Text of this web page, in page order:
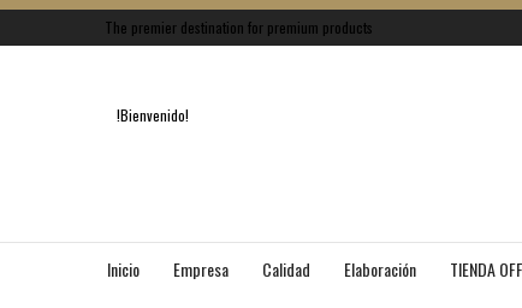
The premier destination for premium products
!Bienvenido!
Inicio Empresa Calidad Elaboración TIENDA